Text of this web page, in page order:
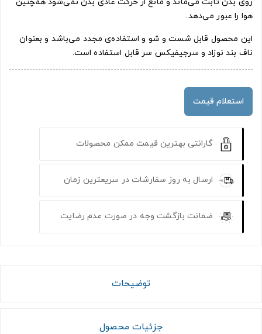
هوا را عبور می‌دهد.
این محصول قابل شست و شو و استفاده‌ی مجدد می‌باشد و بعنوان
ناف بند نوزاد و سرجیفیکس سر قابل استفاده است.
استعلام قیمت
گارانتی بهترین قیمت ممکن محصولات
ارسال به روز سفارشات در سریعترین زمان
ضمانت بازگشت وجه در صورت عدم رضایت
توضیحات
جزئیات محصول